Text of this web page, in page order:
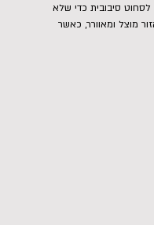
סיבובית כדי שלא
מוצל ומאוורר, כאשר